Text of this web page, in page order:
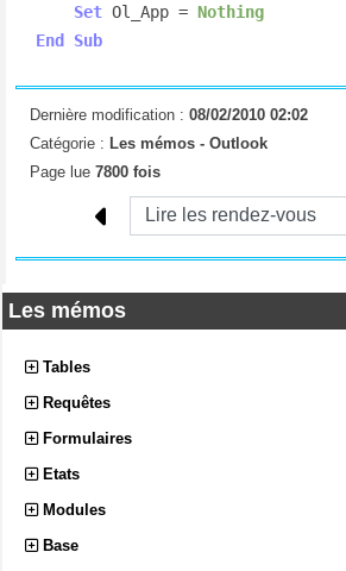
Les mémos
Tables
Requêtes
Formulaires
Etats
Modules
Base
Set Ol_App = Nothing
End Sub
Dernière modification : 08/02/2010 02:02
Catégorie : Les mémos - Outlook
Page lue 7800 fois